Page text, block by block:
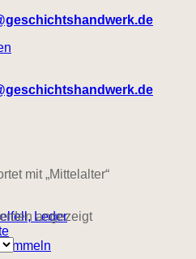
Leder
mit „Mittelalter“
angezeigt